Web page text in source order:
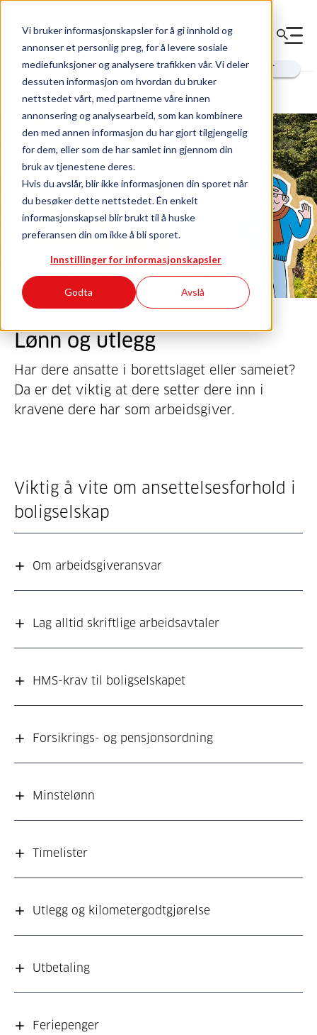
Vi bruker informasjonskapsler for å gi innhold og
annonser et personlig preg, for å levere sosiale
mediefunksjoner og analysere trafikken vår. Vi deler
dessuten informasjon om hvordan du bruker
nettstedet vårt, med partnerne våre innen
annonsering og analysearbeid, som kan kombinere
den med annen informasjon du har gjort tilgjengelig
for dem, eller som de har samlet inn gjennom din
bruk av tjenestene deres.
Hvis du avslår, blir ikke informasjonen din sporet når
du besøker dette nettstedet. Én enkelt
informasjonskapsel blir brukt til å huske
preferansen din om ikke å bli sporet.
Innstillinger for informasjonskapsler
Godta Avslå
Innhold for
deg styret utbygger
Lønn og utlegg
Har dere ansatte i borettslaget eller sameiet?
Da er det viktig at dere setter dere inn i
kravene dere har som arbeidsgiver.
Viktig å vite om ansettelsesforhold i
boligselskap
Om arbeidsgiveransvar
Lag alltid skriftlige arbeidsavtaler
HMS-krav til boligselskapet
Forsikrings- og pensjonsordning
Minstelønn
Timelister
Utlegg og kilometergodtgjørelse
Utbetaling
Feriepenger